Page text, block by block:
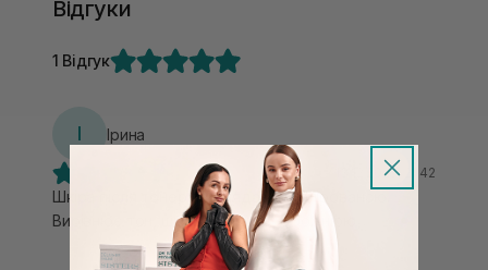
Відгуки
1 Відгук
І Ірина
13.12.2025, 21:42
Шкіра після тонеру виглядає наполірованою.
Вирівнює тон, шкіра блищить. Обожнюю